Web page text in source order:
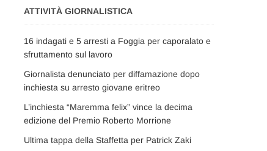
ATTIVITÀ GIORNALISTICA
16 indagati e 5 arresti a Foggia per caporalato e
sfruttamento sul lavoro
Giornalista denunciato per diffamazione dopo
inchiesta su arresto giovane eritreo
L’inchiesta “Maremma felix” vince la decima
edizione del Premio Roberto Morrione
Ultima tappa della Staffetta per Patrick Zaki